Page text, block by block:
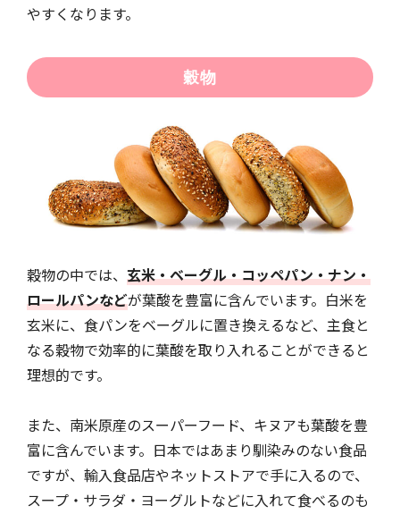
やすくなります。
穀物
穀物の中では、 玄米・ベーグル・コッペパン・ナン・
ロールパンなどが葉酸を豊富に含んでいます。白米を
玄米に、食パンをベーグルに置き換えるなど、主食と
なる穀物で効率的に葉酸を取り入れることができると
理想的です。
また、南米原産のスーパーフード、キヌアも葉酸を豊
富に含んでいます。日本ではあまり馴染みのない食品
ですが、輸入食品店やネットストアで手に入るので、
スープ・サラダ・ヨーグルトなどに入れて食べるのも